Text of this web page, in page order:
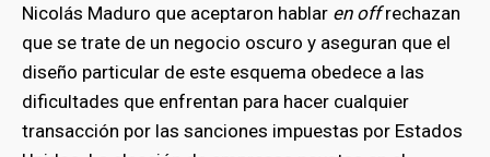
Nicolás Maduro que aceptaron hablar en offrechazan
que se trate de un negocio oscuro y aseguran que el
diseño particular de este esquema obedece a las
dificultades que enfrentan para hacer cualquier
transacción por las sanciones impuestas por Estados